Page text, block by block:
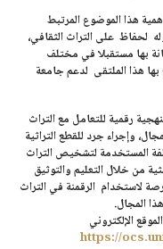
هذا الموضوع المرتبط
لحفاظ على التراث الثقافي،
بها مستقبلا في مختلف
هذا الملتقى لدعم جامعة
رقمية للتعامل مع التراث
وإجراء جرد للقطع التراثية
المستخدمة لتشخيص التراث
من خلال التعليم والتوثيق
لاستخدام الرقمنة في التراث
المجال.
الإلكتروني
https://